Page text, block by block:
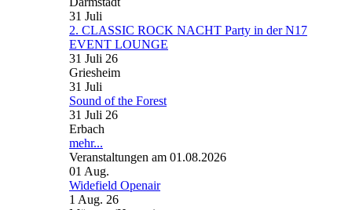
31 Juli
2. CLASSIC ROCK NACHT Party in der N17
EVENT LOUNGE
31 Juli 26
Griesheim
31 Juli
Sound of the Forest
31 Juli 26
Erbach
mehr...
Veranstaltungen am 01.08.2026
01 Aug.
Widefield Openair
1 Aug. 26